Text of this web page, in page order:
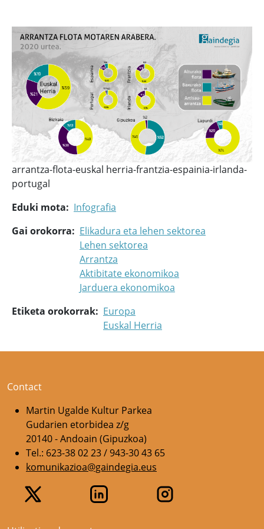
arrantza-flota-euskal herria-frantzia-espainia-irlanda-
portugal
Eduki mota
Infografia
Gai orokorra
Elikadura eta lehen sektorea
Lehen sektorea
Arrantza
Aktibitate ekonomikoa
Jarduera ekonomikoa
Etiketa orokorrak
Europa
Euskal Herria
Contact
Martin Ugalde Kultur Parkea
Gudarien etorbidea z/g
20140 - Andoain (Gipuzkoa)
Tel.: 623-38 02 23 / 943-30 43 65
komunikazioa@gaindegia.eus